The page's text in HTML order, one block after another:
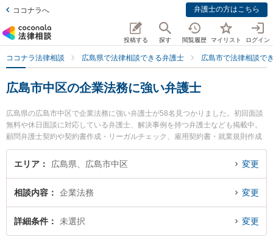
ココナラへ 弁護士の方はこちら
投稿する 探す 閲覧履歴 マイリスト ログイン
ココナラ法律相談 広島県で法律相談できる弁護士 広島市で法律相談で
広島市中区の企業法務に強い弁護士
広島県の広島市中区で企業法務に強い弁護士が58名見つかりました。初回面談
無料や休日面談に対応している弁護士、解決事例を持つ弁護士なども掲載中。
顧問弁護士契約や契約書作成・リーガルチェック、雇用契約書・就業規則作成
等の細かな分野での絞り込み検索もでき便利です。特に弁護士法人プロテクト
スタンス 広島事務所の山根 嗣朗弁護士やまりん法律事務所の森 亮人弁護士、
生した企業法務のトラブルを今すぐに弁護士に相談したい』『企業法務のトラ
ブル解決の実績豊富な近くの弁護士を検索したい』『初回相談無料で企業法務
を法律相談できる広島市中区内の弁護士に相談予約したい』などでお困りの相
エリア 広島県、広島市中区 変更
相談内容 企業法務 変更
詳細条件 未選択 変更